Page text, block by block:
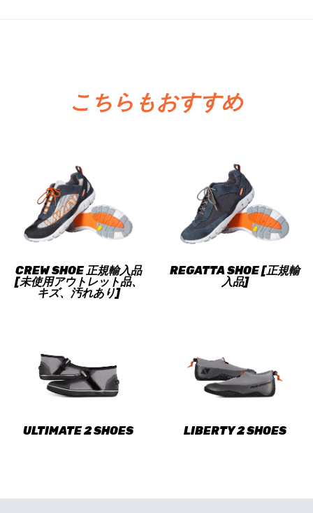
こちらもおすすめ
CREW SHOE 正規輸入品
[未使用アウトレット品、
キズ、汚れあり]
REGATTA SHOE [正規輸
入品]
ULTIMATE 2 SHOES LIBERTY 2 SHOES